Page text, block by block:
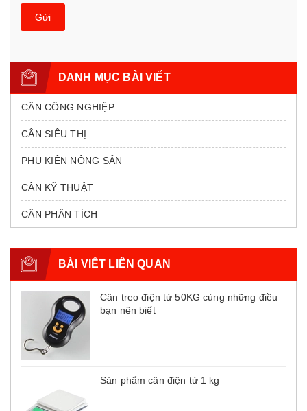
Gửi
DANH MỤC BÀI VIẾT
CÂN CÔNG NGHIỆP
CÂN SIÊU THỊ
PHỤ KIÊN NÔNG SẢN
CÂN KỸ THUẬT
CÂN PHÂN TÍCH
BÀI VIẾT LIÊN QUAN
Cân treo điện tử 50KG cùng những điều
bạn nên biết
Sản phẩm cân điện tử 1 kg